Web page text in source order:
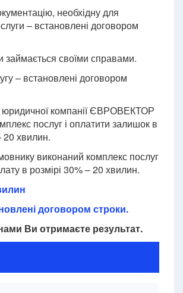
необхідну для
– встановлені договором
займається своїми справами.
– встановлені договором
юридичної компанії ЄВРОВЕКТОР
послуг і оплатити залишок в
20 хвилин.
виконаний комплекс послуг
в розмірі 30% – 20 хвилин.
договором строки.
Ви отримаєте результат.